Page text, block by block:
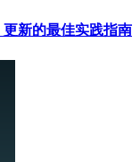
更新的最佳实践指南